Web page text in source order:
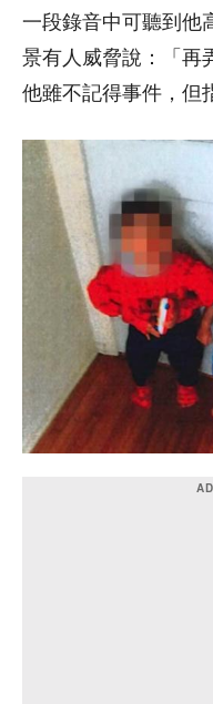
一段錄音中可聽到他
景有人威脅說：「再
他雖不記得事件，但